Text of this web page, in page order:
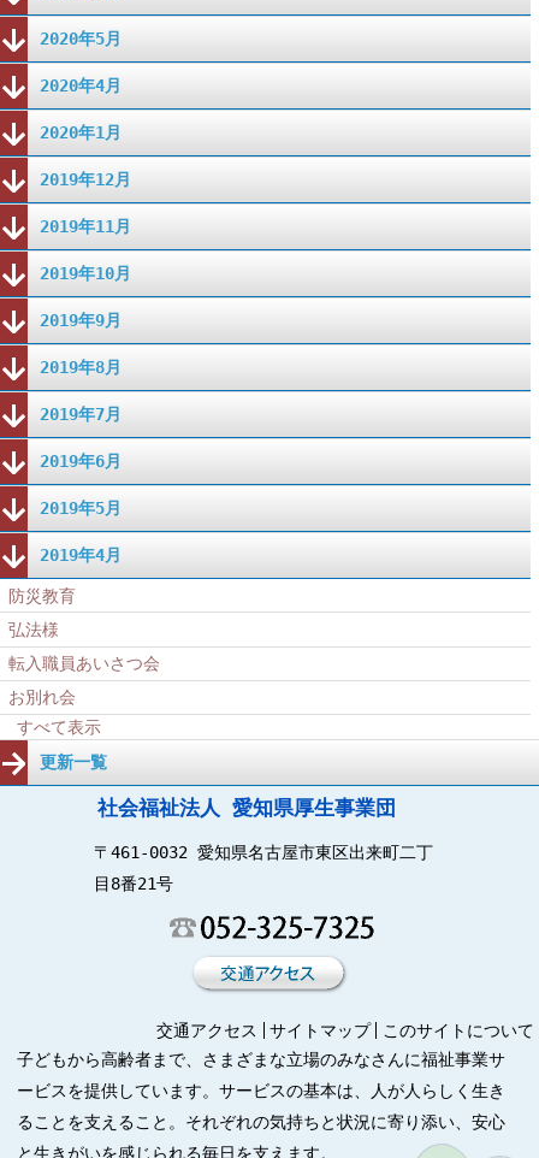
2020年5月
2020年4月
2020年1月
2019年12月
2019年11月
2019年10月
2019年9月
2019年8月
2019年7月
2019年6月
2019年5月
2019年4月
防災教育
弘法様
転入職員あいさつ会
お別れ会
すべて表示
更新一覧
社会福祉法人 愛知県厚生事業団
〒461-0032 愛知県名古屋市東区出来町二丁
目8番21号
交通アクセス サイトマップ
このサイトについて
子どもから高齢者まで、さまざまな立場のみなさんに福祉事業サ
ービスを提供しています。サービスの基本は、人が人らしく生き
ることを支えること。それぞれの気持ちと状況に寄り添い、安心
と生きがいを感じられる毎日を支えます。